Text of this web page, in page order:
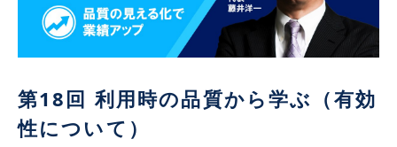
お知らせ
会社概要
第18回 利用時の品質から学ぶ（有効
性について）